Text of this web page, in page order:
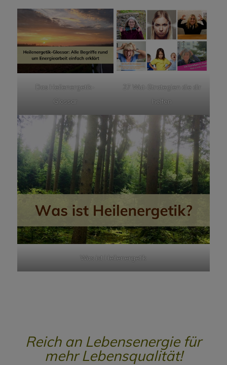
Das Heilenergetik-
Glossar
27 Wut-Strategien die dir
helfen
Was ist Heilenergetik
Reich an Lebensenergie für
mehr Lebensqualität!